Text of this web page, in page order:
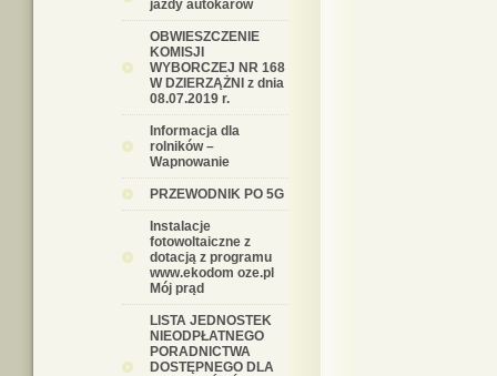
jazdy autokarów
OBWIESZCZENIE
KOMISJI
WYBORCZEJ NR 168
W DZIERZĄŻNI z dnia
08.07.2019 r.
Informacja dla
rolników –
Wapnowanie
PRZEWODNIK PO 5G
Instalacje
fotowoltaiczne z
dotacją z programu
www.ekodom oze.pl
Mój prąd
LISTA JEDNOSTEK
NIEODPŁATNEGO
PORADNICTWA
DOSTĘPNEGO DLA